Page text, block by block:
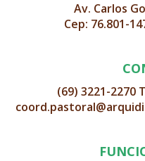
Av. Carlos
Cep: 76.801-
(69) 3221-2270